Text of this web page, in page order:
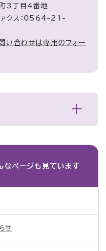
3丁目4番地
クス：0564-21-
い合わせは専用のフォー
なページも見ています
せ